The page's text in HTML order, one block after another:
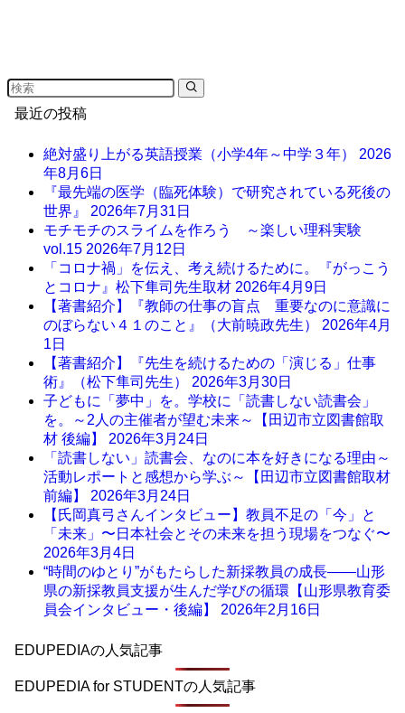
最近の投稿
絶対盛り上がる英語授業（小学4年～中学３年） 2026
年8月6日
『最先端の医学（臨死体験）で研究されている死後の
世界』 2026年7月31日
モチモチのスライムを作ろう ～楽しい理科実験
vol.15 2026年7月12日
「コロナ禍」を伝え、考え続けるために。『がっこう
とコロナ』松下隼司先生取材 2026年4月9日
【著書紹介】『教師の仕事の盲点 重要なのに意識に
のぼらない４１のこと』（大前暁政先生） 2026年4月
1日
【著書紹介】『先生を続けるための「演じる」仕事
術』（松下隼司先生） 2026年3月30日
子どもに「夢中」を。学校に「読書しない読書会」
を。～2人の主催者が望む未来～【田辺市立図書館取
材 後編】 2026年3月24日
「読書しない」読書会、なのに本を好きになる理由～
活動レポートと感想から学ぶ～【田辺市立図書館取材
前編】 2026年3月24日
【氏岡真弓さんインタビュー】教員不足の「今」と
「未来」〜日本社会とその未来を担う現場をつなぐ〜
2026年3月4日
“時間のゆとり”がもたらした新採教員の成長――山形
県の新採教員支援が生んだ学びの循環【山形県教育委
員会インタビュー・後編】 2026年2月16日
EDUPEDIAの人気記事
EDUPEDIA for STUDENTの人気記事